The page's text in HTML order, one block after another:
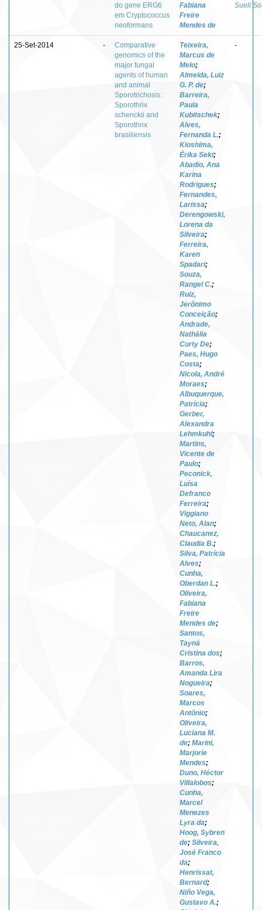
do gene ERG6
em Cryptococcus
neoformans
Fabiana
Freire
Mendes de
Sueli
25-Set-2014 -
Comparative
genomics of the
major fungal
agents of human
and animal
Sporotrichosis :
Sporothrix
schenckii and
Sporothrix
brasiliensis
Teixeira,
Marcus de
Melo;
Almeida, Luiz
G. P. de;
Barreira,
Paula
Kubitschek;
Alves,
Fernanda L.;
Kioshima,
Érika Seki;
Abadio, Ana
Karina
Rodrigues;
Fernandes,
Larissa;
Derengowski,
Lorena da
Silveira;
Ferreira,
Karen
Spadari;
Souza,
Rangel C.;
Ruiz,
Jerônimo
Conceição;
Andrade,
Nathália
Curty De;
Paes, Hugo
Costa;
Nicola, André
Moraes;
Albuquerque,
Patrícia;
Gerber,
Alexandra
Lehmkuhl;
Martins,
Vicente de
Paulo;
Peconick,
Luísa
Defranco
Ferreira;
Viggiano
Neto, Alan;
Chaucanez,
Claudia B.;
Silva, Patrícia
Alves;
Cunha,
Oberdan L.;
Oliveira,
Fabiana
Freire
Mendes de;
Santos,
Tayná
Cristina dos;
Barros,
Amanda Lira
Nogueira;
Soares,
Marcos
Antônio;
Oliveira,
Luciana M.
de; Marini,
Marjorie
Mendes;
Duno, Héctor
Villalobos;
Cunha,
Marcel
Menezes
Lyra da;
Hoog, Sybren
de; Silveira,
José Franco
da;
Henrissat,
Bernard;
Niño Vega,
Gustavo A.;
-